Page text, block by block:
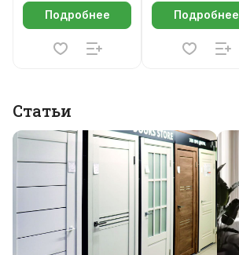
Подробнее Подробнее
Статьи